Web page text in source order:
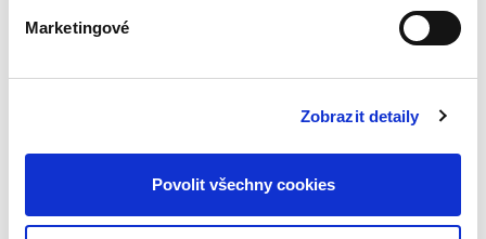
Marketingové
Zobrazit detaily
Povolit všechny cookies
smluv. Kompaktní a přece čtivý výklad zevrubně
rozebírá všechny možné aspekty výkladu
insolvenční nařízení
v českém civilním
procesu